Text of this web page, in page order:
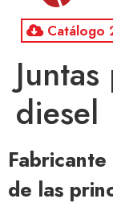
Catálogo
Home
Marcas
Refaccionarias
Diesel
CONTACTO
Contacto
Sucursales
diesel
de las